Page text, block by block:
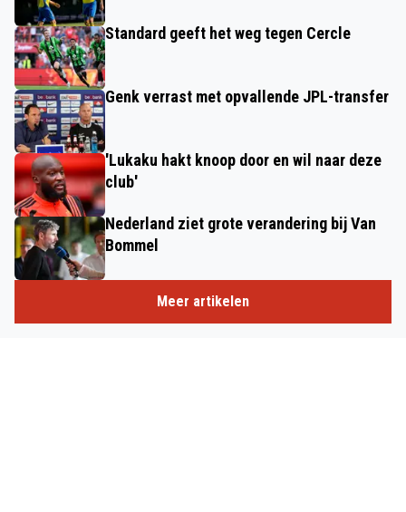
Standard geeft het weg tegen Cercle
Genk verrast met opvallende JPL-transfer
'Lukaku hakt knoop door en wil naar deze
club'
Nederland ziet grote verandering bij Van
Bommel
Meer artikelen